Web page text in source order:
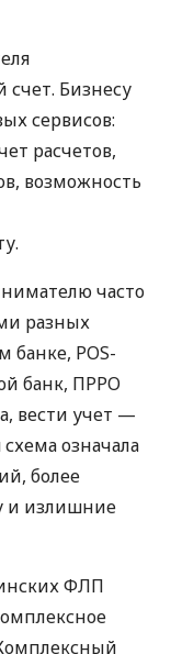
счет. Бизнесу
сервисов:
расчетов,
возможность
часто
разных
банке, POS-
банк, ПРРО
вести учет —
означала
более
и излишние
ФЛП